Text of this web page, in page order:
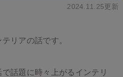
2024.11.25更新
リアの話です。
話題に時々上がるインテリ